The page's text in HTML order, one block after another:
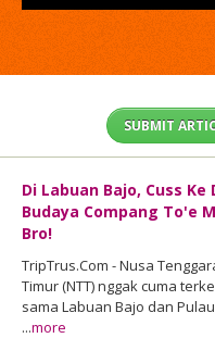
SUBMIT
Di Labuan Bajo, Cuss Ke
Budaya Compang To'e
Bro!
TripTrus.Com - Nusa
Timur (NTT) nggak cuma
sama Labuan Bajo dan Pulau
...more